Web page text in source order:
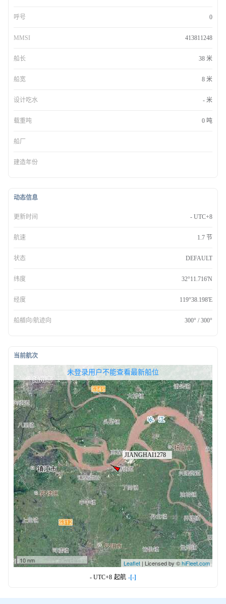
呼号 0
MMSI 413811248
船长 38 米
船宽 8 米
设计吃水 - 米
载重吨 0 吨
船厂
建造年份
动态信息
更新时间 - UTC+8
航速 1.7 节
状态 DEFAULT
纬度 32°11.716'N
经度 119°38.198'E
船艏向/航迹向 300° / 300°
当前航次
10 nm Leaflet | Licensed by ©hiFleet.com
未登录用户不能查看最新船位
无权查看最新船位，请联系开通
- UTC+8 起航 -[-]